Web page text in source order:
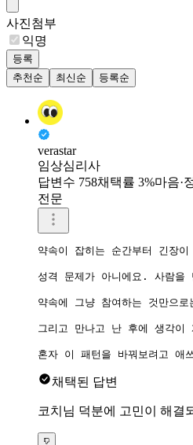
사진첨부
익명
등록
추천순
최신순 등록순
verastar
임상심리사
답변수 758채택률 3%마음·
전문
약속이 잡히는 순간부터 긴장
성격 문제가 아니에요. 사람을
약속에 그냥 참여하는 것만으
그리고 만나고 난 후에 생각
혼자 이 패턴을 바꿔보려고
채택된 답변
코치님 덕분에 고민이 해결